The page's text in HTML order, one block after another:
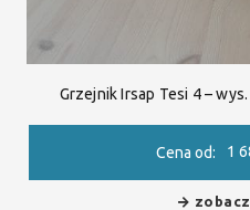
Grzejnik Irsap Tesi 4 –
Cena od: 1